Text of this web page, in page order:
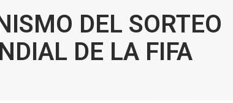
DEL SORTEO
DE LA FIFA